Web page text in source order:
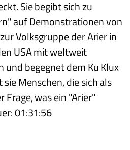
Sie begibt sich zu
auf Demonstrationen von
Volksgruppe der Arier in
USA mit weltweit
und begegnet dem Ku Klux
Menschen, die sich als
Frage, was ein "Arier"
01:31:56